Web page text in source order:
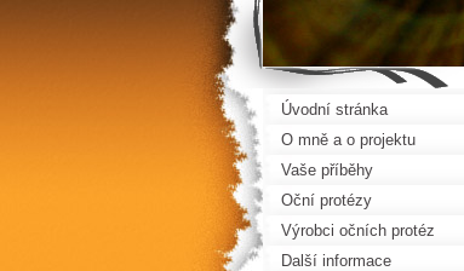
Úvodní stránka
O mně a o projektu
Vaše příběhy
Oční protézy
Výrobci očních protéz
Další informace